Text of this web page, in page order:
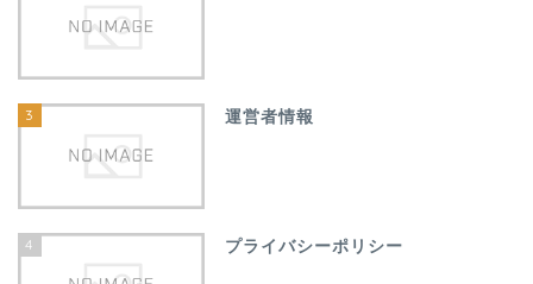
3 運営者情報
4 プライバシーポリシー